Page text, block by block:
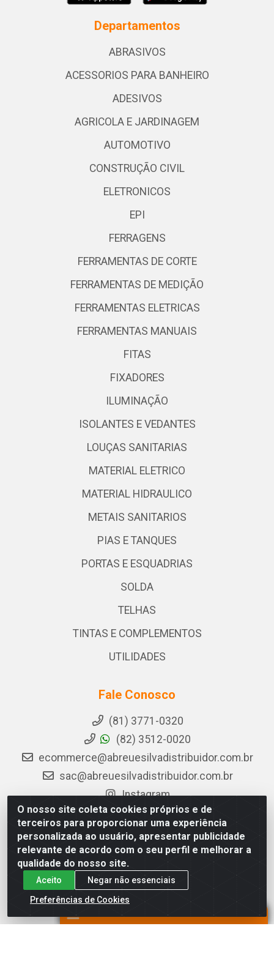
O nosso site coleta cookies próprios e de
terceiros para proporcionar uma experiência
personalizada ao usuário, apresentar publicidade
relevante de acordo com o seu perfil e melhorar a
qualidade do nosso site.
Aceito
Negar não essenciais
Preferências de Cookies
Departamentos
ABRASIVOS
ACESSORIOS PARA BANHEIRO
ADESIVOS
AGRICOLA E JARDINAGEM
AUTOMOTIVO
CONSTRUÇÃO CIVIL
ELETRONICOS
EPI
FERRAGENS
FERRAMENTAS DE CORTE
FERRAMENTAS DE MEDIÇÃO
FERRAMENTAS ELETRICAS
FERRAMENTAS MANUAIS
FITAS
FIXADORES
ILUMINAÇÃO
ISOLANTES E VEDANTES
LOUÇAS SANITARIAS
MATERIAL ELETRICO
MATERIAL HIDRAULICO
METAIS SANITARIOS
PIAS E TANQUES
PORTAS E ESQUADRIAS
SOLDA
TELHAS
TINTAS E COMPLEMENTOS
UTILIDADES
Fale Conosco
(81) 3771-0320
(82) 3512-0020
ecommerce@abreuesilvadistribuidor.com.br
sac@abreuesilvadistribuidor.com.br
Instagram
Horário de atendimento: Segunda a Sexta das
07:30 às 12:00 e das 14:00 às 18:15hrs, exceto
feriados.
Intranet
Clique aqui para acessar